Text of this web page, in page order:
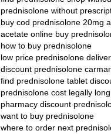
prednisolone without
buy cod prednisolone 20mg
acetate online buy
how to buy prednisolone
low price prednisolone
discount prednisolone
find prednisolone tablet
prednisolone cost legally
pharmacy discount
want to buy prednisolone
where to order next